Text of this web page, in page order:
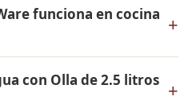
Todos los
fabricados en acero
la más alta calidad.
funciona en cocina +
inducción y horno. Su
con Olla de 2.5 litros +